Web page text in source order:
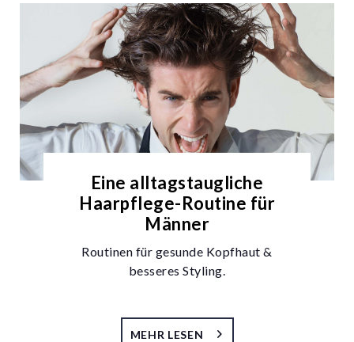
Eine alltagstaugliche
Haarpflege-Routine für
Männer
Routinen für gesunde Kopfhaut &
besseres Styling.
MEHR LESEN